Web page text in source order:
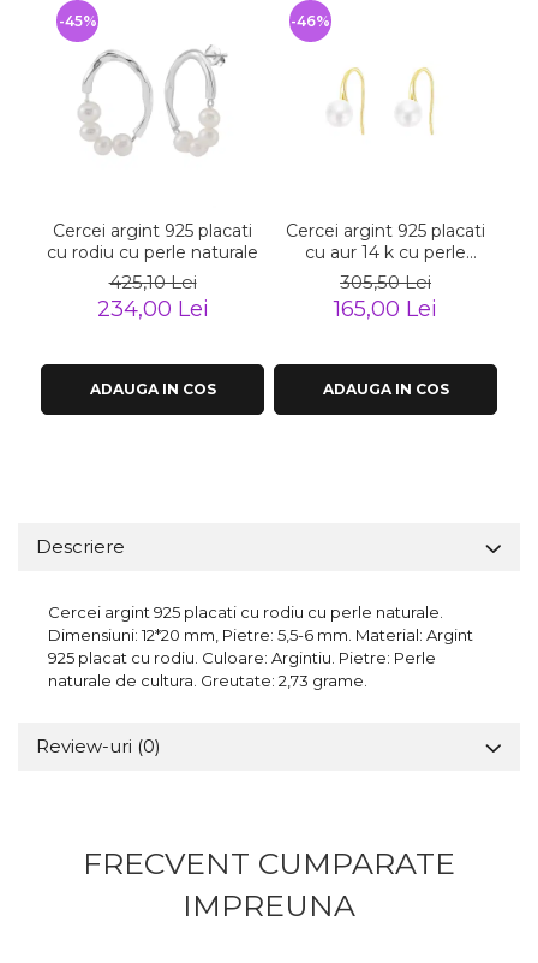
Cercei argint 925 placati
cu rodiu cu perle naturale
425,10 Lei
234,00 Lei
-45%
ADAUGA IN COS
Cercei argint 925 placati
cu aur 14 k cu perle
naturale
305,50 Lei
165,00 Lei
-46%
ADAUGA IN COS
Descriere
Cercei argint 925 placati cu rodiu cu perle naturale.
Dimensiuni: 12*20 mm, Pietre: 5,5-6 mm. Material: Argint
925 placat cu rodiu. Culoare: Argintiu. Pietre: Perle
naturale de cultura. Greutate: 2,73 grame.
Review-uri (0)
FRECVENT CUMPARATE
IMPREUNA